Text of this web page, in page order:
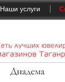
Наши услуги